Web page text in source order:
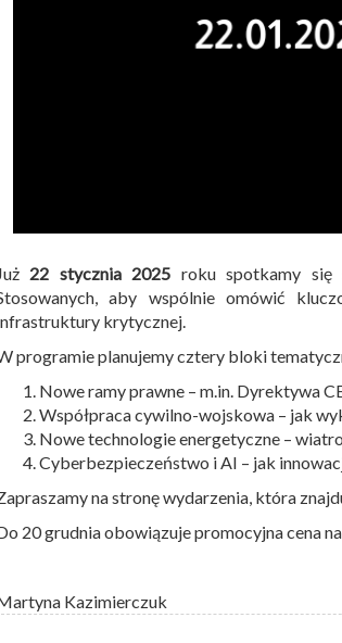
22 stycznia 2025 roku spotkamy się
aby wspólnie omówić
krytycznej.
programie planujemy cztery bloki
Nowe ramy prawne – m.in. Dyrektywa
Współpraca cywilno-wojskowa – jak
Nowe technologie energetyczne –
Cyberbezpieczeństwo i AI – jak
na stronę wydarzenia, która
20 grudnia obowiązuje promocyjna cena
Kazimierczuk